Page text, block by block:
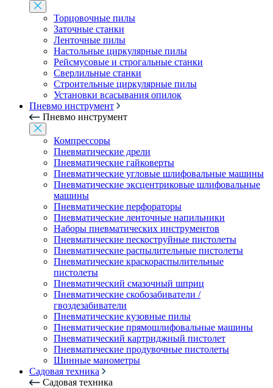
Торцовочные пилы
Заточные станки
Ленточные пилы
Настольные циркулярные пилы
Рейсмусовые и строгальные станки
Сверлильные станки
Строительные циркулярные пилы
Установки всасывания опилок
Пневмо инструмент
Пневмо инструмент
Компрессоры
Пневматические дрели
Пневматические гайковерты
Пневматические угловые шлифовальные машины
Пневматические эксцентриковые шлифовальные
машины
Пневматические перфораторы
Пневматические ленточные напильники
Наборы пневматических инструментов
Пневматические пескоструйные пистолеты
Пневматические распылительные пистолеты
Пневматические краскораспылительные
пистолеты
Пневматический смазочный шприц
Пневматические скобозабиватели /
гвоздезабиватели
Пневматические кузовные пилы
Пневматические прямошлифовальные машины
Пневматический картриджный пистолет
Пневматические продувочные пистолеты
Шинные манометры
Садовая техника
Садовая техника